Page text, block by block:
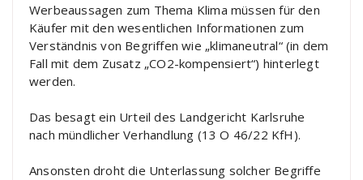
Werbeaussagen zum Thema Klima müssen für den
Käufer mit den wesentlichen Informationen zum
Verständnis von Begriffen wie „klimaneutral“ (in dem
Fall mit dem Zusatz „CO2-kompensiert“) hinterlegt
werden.
Das besagt ein Urteil des Landgericht Karlsruhe
nach mündlicher Verhandlung (13 O 46/22 KfH).
Ansonsten droht die Unterlassung solcher Begriffe